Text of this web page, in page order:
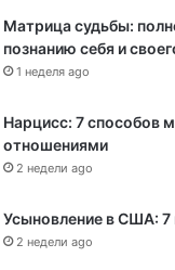
Матрица судьбы:
познанию себя и
1 неделя ago
Нарцисс: 7 способов
отношениями
2 недели ago
Усыновление в США: 7
2 недели ago